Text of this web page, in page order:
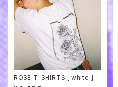
ROSE T-SHIRTS [ white ]